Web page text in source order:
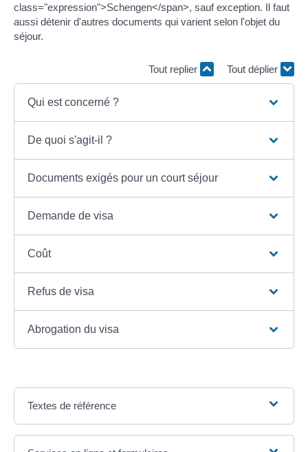
class="expression">Schengen</span>, sauf exception. Il faut
aussi détenir d'autres documents qui varient selon l'objet du
séjour.
Tout replier Tout déplier
Qui est concerné ?
De quoi s'agit-il ?
Documents exigés pour un court séjour
Demande de visa
Coût
Refus de visa
Abrogation du visa
Textes de référence